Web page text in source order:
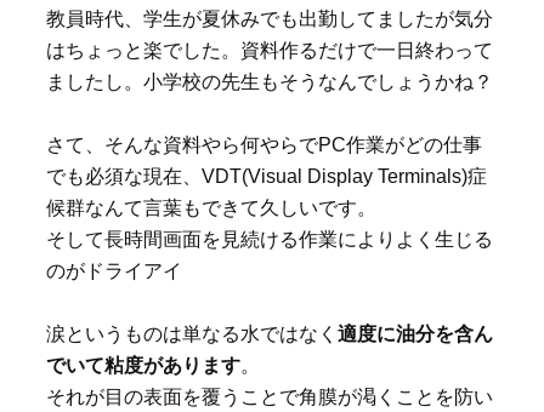
教員時代、学生が夏休みでも出勤してましたが気分
はちょっと楽でした。資料作るだけで一日終わって
ましたし。小学校の先生もそうなんでしょうかね？
さて、そんな資料やら何やらでPC作業がどの仕事
でも必須な現在、VDT(Visual Display Terminals)症
候群なんて言葉もできて久しいです。
そして長時間画面を見続ける作業によりよく生じる
のがドライアイ
涙というものは単なる水ではなく 適度に油分を含ん
でいて粘度があります。
それが目の表面を覆うことで角膜が渇くことを防い